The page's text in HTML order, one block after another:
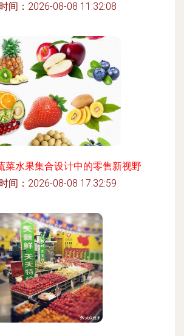
间：2026-08-08 11:32:08
菜水果集合设计中的零售新视野
间：2026-08-08 17:32:59